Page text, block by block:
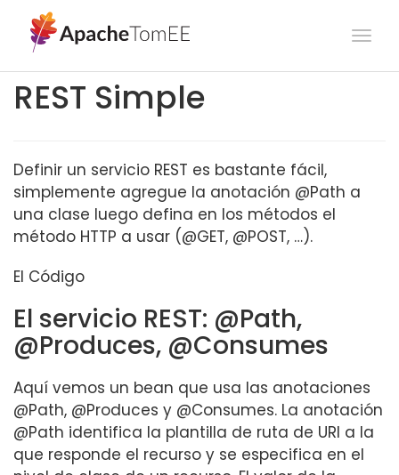
REST Simple
Definir un servicio REST es bastante fácil,
simplemente agregue la anotación @Path a
una clase luego defina en los métodos el
método HTTP a usar (@GET, @POST, …).
El Código
El servicio REST: @Path,
@Produces, @Consumes
Aquí vemos un bean que usa las anotaciones
@Path, @Produces y @Consumes. La anotación
@Path identifica la plantilla de ruta de URI a la
que responde el recurso y se especifica en el